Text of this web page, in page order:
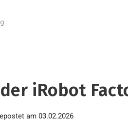
iRobot
am 03.02.2026